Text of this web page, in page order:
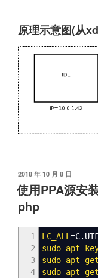
原理示意图(从
发
布
于
2018 年 10 月 8 日
使用PPA源安
php
1
2
3
4
LC_ALL
sudo apt-
sudo apt-
sudo apt-